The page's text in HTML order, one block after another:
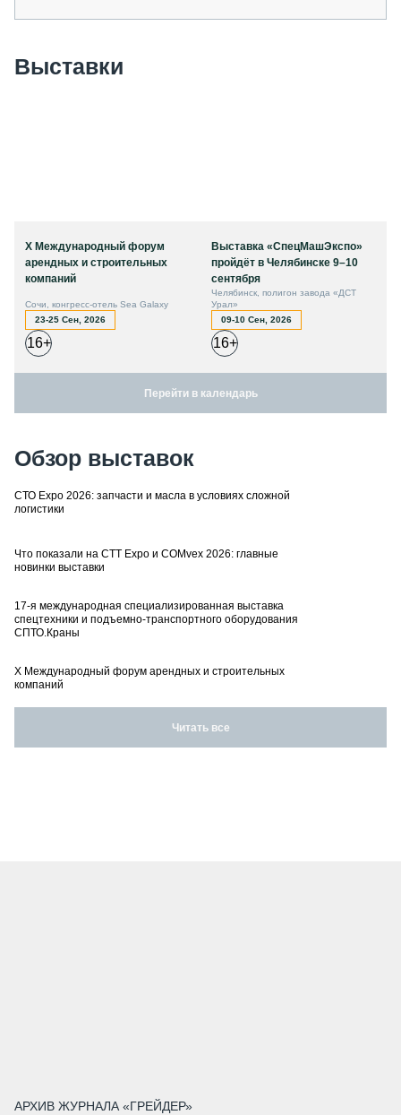
Выставки
X Международный форум
арендных и строительных
компаний
Сочи, конгресс-отель Sea Galaxy
23-25 Сен, 2026
16+
Выставка «СпецМашЭкспо»
пройдёт в Челябинске 9–10
сентября
Челябинск, полигон завода «ДСТ
Урал»
09-10 Сен, 2026
16+
Перейти в календарь
Обзор выставок
СТО Expo 2026: запчасти и масла в условиях сложной
логистики
Что показали на CTT Expo и COMvex 2026: главные
новинки выставки
17-я международная специализированная выставка
спецтехники и подъемно-транспортного оборудования
СПТО.Краны
X Международный форум арендных и строительных
компаний
Читать все
АРХИВ ЖУРНАЛА «ГРЕЙДЕР»